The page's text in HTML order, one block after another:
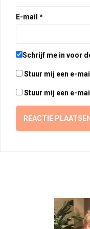
E-mail *
Schrijf me in voor
Stuur mij een e-
Stuur mij een e-